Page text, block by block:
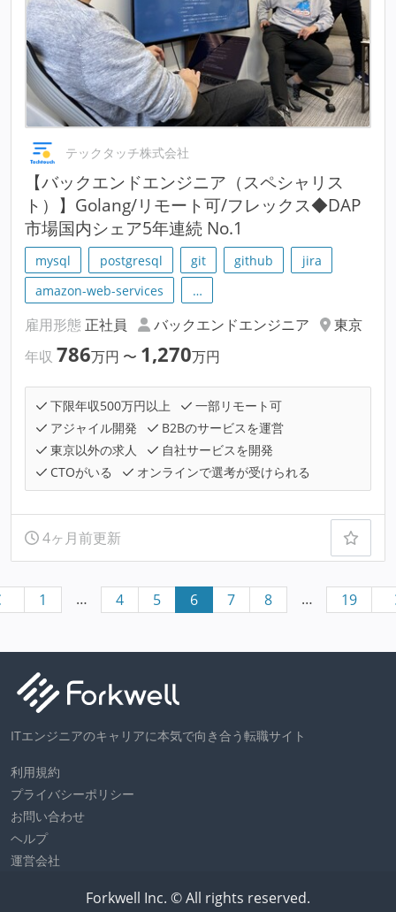
テックタッチ株式会社
【バックエンドエンジニア（スペシャリス
ト）】Golang/リモート可/フレックス◆DAP
市場国内シェア5年連続 No.1
mysql postgresql git github
jira
amazon-web-services
…
雇用形態 正社員 バックエンドエンジニア
東京
年収 786万円 〜 1,270万円
下限年収500万円以上
一部リモート可
アジャイル開発
B2Bのサービスを運営
東京以外の求人
自社サービスを開発
CTOがいる
オンラインで選考が受けられる
4ヶ月前更新
1 … 4 5 6 7 8 … 19
ITエンジニアのキャリアに本気で向き合う転職サイト
利用規約
プライバシーポリシー
お問い合わせ
ヘルプ
運営会社
Forkwell Inc. © All rights reserved.